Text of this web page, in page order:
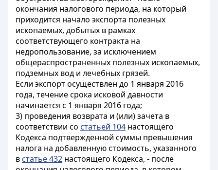
окончания налогового периода, на который
приходится начало экспорта полезных
ископаемых, добытых в рамках
соответствующего контракта на
недропользование, за исключением
общераспространенных полезных ископаемых,
подземных вод и лечебных грязей.
Если экспорт осуществлен до 1 января 2016
года, течение срока исковой давности
начинается с 1 января 2016 года;
3) проведения возврата и (или) зачета в
соответствии со статьей 104 настоящего
Кодекса подтвержденной суммы превышения
налога на добавленную стоимость, указанного
в статье 432 настоящего Кодекса, - после